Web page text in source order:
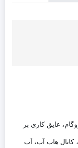
عایق کاری بر
هاب آب، آب